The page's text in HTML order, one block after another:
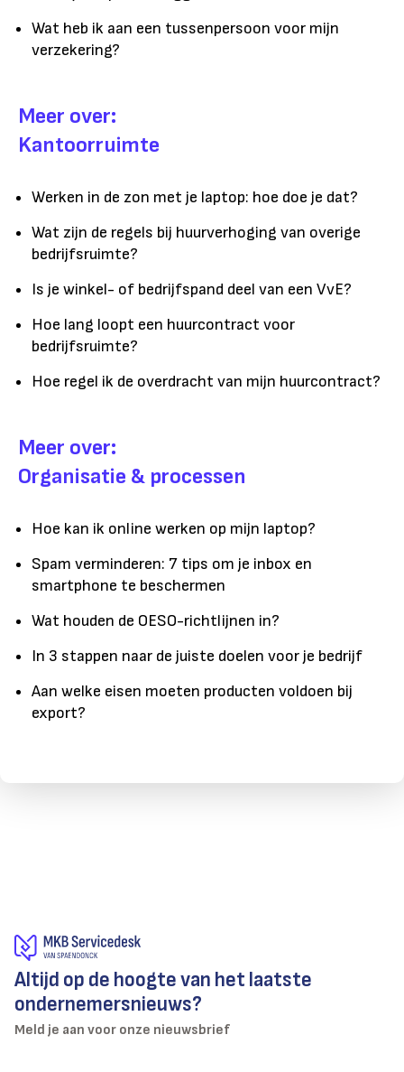
Wat heb ik aan een tussenpersoon voor mijn
verzekering?
Meer over:
Kantoorruimte
Werken in de zon met je laptop: hoe doe je dat?
Wat zijn de regels bij huurverhoging van overige
bedrijfsruimte?
Is je winkel- of bedrijfspand deel van een VvE?
Hoe lang loopt een huurcontract voor
bedrijfsruimte?
Hoe regel ik de overdracht van mijn huurcontract?
Meer over:
Organisatie & processen
Hoe kan ik online werken op mijn laptop?
Spam verminderen: 7 tips om je inbox en
smartphone te beschermen
Wat houden de OESO-richtlijnen in?
In 3 stappen naar de juiste doelen voor je bedrijf
Aan welke eisen moeten producten voldoen bij
export?
Altijd op de hoogte van het laatste
ondernemersnieuws?
Meld je aan voor onze nieuwsbrief